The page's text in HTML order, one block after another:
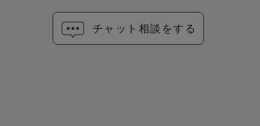
チャット相談をする